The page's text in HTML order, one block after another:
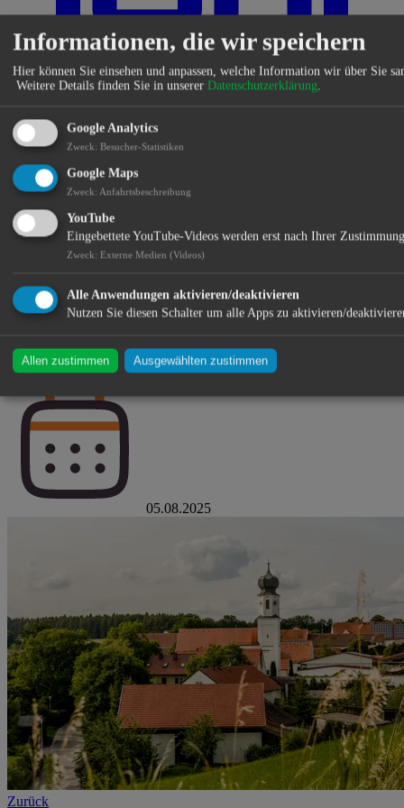
Shop Leichte SpracheBarrierefrei
Abensberg.de →Aktuelles →Heimatspiegel Bayern 2025
Heimatspiegel Bayern 2025
Veröffentlicht von Julia Bail
05.08.2025
Zurück
Informationen, die wir speichern
Hier können Sie einsehen und anpassen, welche Information wir über Sie
Weitere Details finden Sie in unserer Datenschutzerklärung.
Google Analytics
Zweck: Besucher-Statistiken
Google Maps
Zweck: Anfahrtsbeschreibung
YouTube
Eingebettete YouTube-Videos werden erst nach Ihrer
Zweck: Externe Medien (Videos)
Alle Anwendungen aktivieren/deaktivieren
Nutzen Sie diesen Schalter um alle Apps zu aktivieren/
Allen zustimmen Ausgewählten zustimmen